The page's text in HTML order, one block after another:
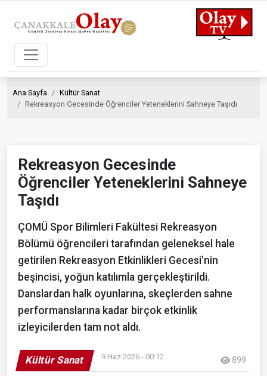
Ana Sayfa
Kültür Sanat
Rekreasyon Gecesinde Öğrenciler Yeteneklerini Sahneye Taşıdı
Rekreasyon Gecesinde
Öğrenciler Yeteneklerini Sahneye
Taşıdı
ÇOMÜ Spor Bilimleri Fakültesi Rekreasyon
Bölümü öğrencileri tarafından geleneksel hale
getirilen Rekreasyon Etkinlikleri Gecesi’nin
beşincisi, yoğun katılımla gerçekleştirildi.
Danslardan halk oyunlarına, skeçlerden sahne
performanslarına kadar birçok etkinlik
izleyicilerden tam not aldı.
Kültür Sanat 9 Haz 2026 - 00:12 899